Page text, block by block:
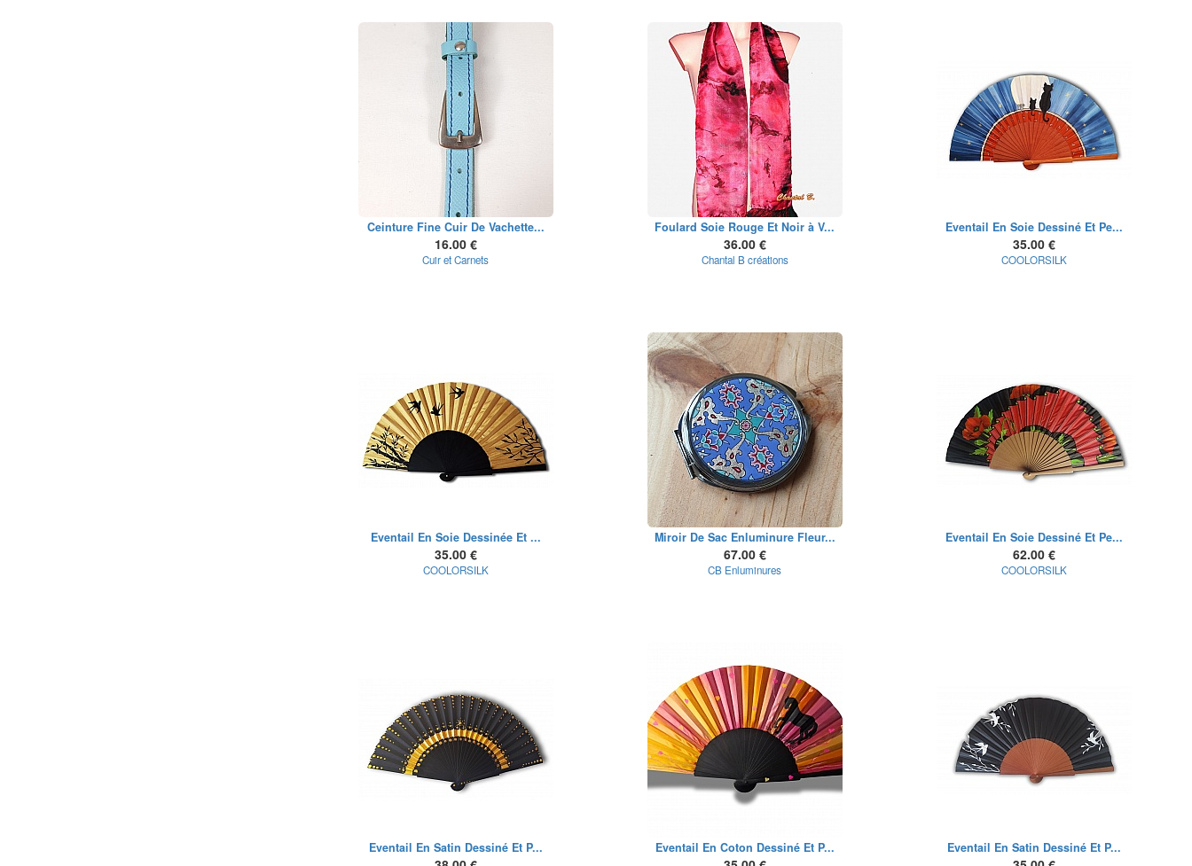
Ceinture Fine Cuir De Vachette...
16.00 €
Cuir et Carnets
Foulard Soie Rouge Et Noir à V...
36.00 €
Chantal B créations
Eventail En Soie Dessiné Et Pe...
35.00 €
COOLORSILK
Eventail En Soie Dessinée Et ...
35.00 €
COOLORSILK
Miroir De Sac Enluminure Fleur...
67.00 €
CB Enluminures
Eventail En Soie Dessiné Et Pe...
62.00 €
COOLORSILK
Eventail En Satin Dessiné Et P... Eventail En Coton Dessiné Et P... Eventail En Satin Dessiné Et P...